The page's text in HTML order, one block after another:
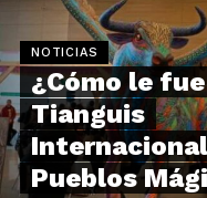
NOTICIAS
¿Cómo le
Tianguis
Pueblos